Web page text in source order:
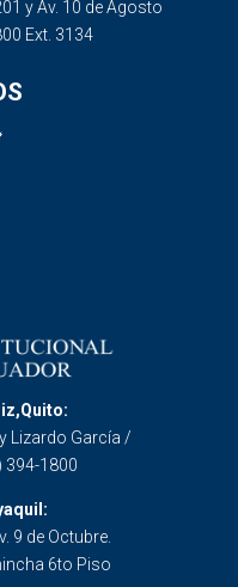
y Av. 10 de Agosto
Ext. 3134
Lizardo García /
394-1800
9 de Octubre.
6to Piso